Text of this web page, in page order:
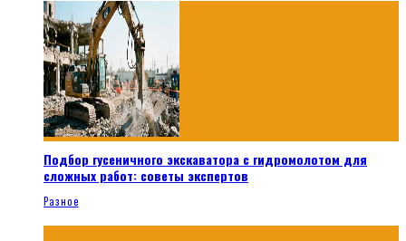
Подбор гусеничного экскаватора с гидромолотом для
сложных работ: советы экспертов
Разное